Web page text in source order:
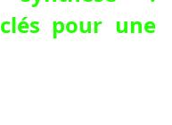
pour une